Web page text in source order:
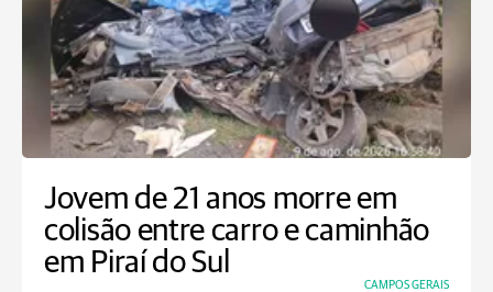
Jovem de 21 anos morre em
colisão entre carro e caminhão
em Piraí do Sul
CAMPOS GERAIS